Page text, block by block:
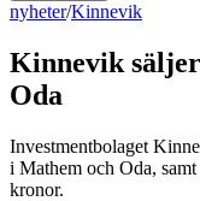
nyheter/Kinnevik
Kinnevik
Oda
Investmentbolaget
i Mathem och Oda,
kronor.